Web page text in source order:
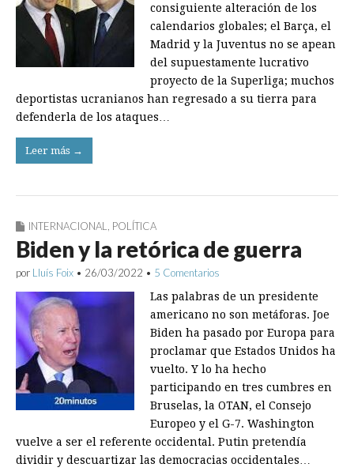
consiguiente alteración de los
calendarios globales; el Barça, el
Madrid y la Juventus no se apean
del supuestamente lucrativo
proyecto de la Superliga; muchos
deportistas ucranianos han regresado a su tierra para
defenderla de los ataques…
Leer más →
INTERNACIONAL, POLÍTICA
Biden y la retórica de guerra
por Lluís Foix • 26/03/2022 • 5 Comentarios
Las palabras de un presidente
americano no son metáforas. Joe
Biden ha pasado por Europa para
proclamar que Estados Unidos ha
vuelto. Y lo ha hecho
participando en tres cumbres en
Bruselas, la OTAN, el Consejo
Europeo y el G-7. Washington
vuelve a ser el referente occidental. Putin pretendía
dividir y descuartizar las democracias occidentales…